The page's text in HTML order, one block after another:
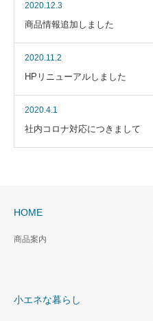
2020.12.3
商品情報追加しました
2020.11.2
HPリニューアルしました
2020.4.1
社内コロナ対応につきまして
HOME
商品案内
小エネな暮らし